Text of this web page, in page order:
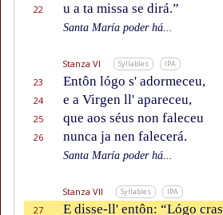
22
u a ta missa se dirá.”
Santa María poder há...
Stanza VI Syllables IPA
23 Entôn lógo s' adormeceu,
24
e a Virgen ll' apareceu,
25
que aos séus non faleceu
26
nunca ja nen falecerá.
Santa María poder há...
Stanza VII Syllables IPA
27 E disse-ll' entôn: “Lógo cras